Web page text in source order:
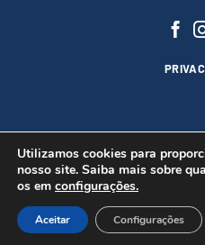
Politica de
Este site é protegido pelo Google reCAPTCHA:
Utilizamos cookies para
nosso site. Saiba mais sobre
os em configurações.
Aceitar Configurações